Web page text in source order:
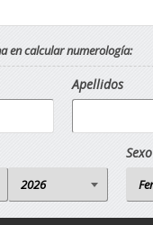
en calcular numerología:
Apellidos
Sexo